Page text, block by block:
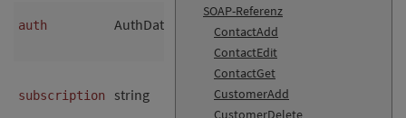
SOAP-Referenz
ContactAdd
ContactEdit
ContactGet
CustomerAdd
CustomerDelete
auth AuthData no
subscription string ^.{1,64}$ no